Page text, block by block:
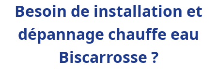
Besoin de installation et
dépannage chauffe eau
Biscarrosse ?